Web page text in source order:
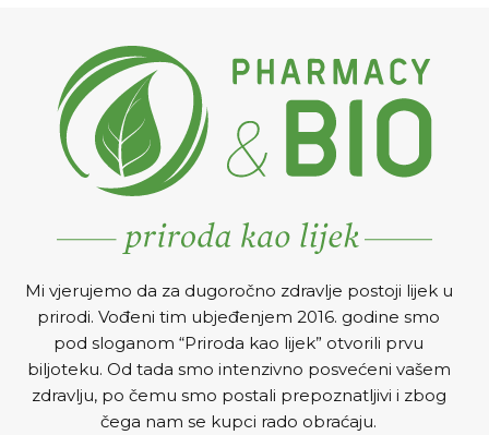
za smirivanje iritacija.
Mi vjerujemo da za dugoročno zdravlje postoji lijek u
prirodi. Vođeni tim ubjeđenjem 2016. godine smo
pod sloganom “Priroda kao lijek” otvorili prvu
biljoteku. Od tada smo intenzivno posvećeni vašem
zdravlju, po čemu smo postali prepoznatljivi i zbog
čega nam se kupci rado obraćaju.